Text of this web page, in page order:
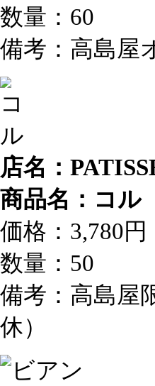
数量：60
備考：高島屋
店名：
商品名：コル
価格：3,780円
数量：50
備考：高島屋
休）